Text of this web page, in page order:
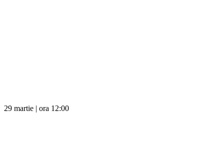
29 martie | ora 12:00